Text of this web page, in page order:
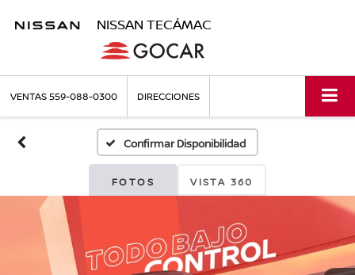
NISSAN TECÁMAC
VENTAS559-088-0300 DIRECCIONES
Confirmar Disponibilidad
FOTOS VISTA 360